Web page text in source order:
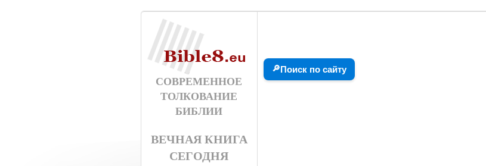
СОВРЕМЕННОЕ
ТОЛКОВАНИЕ
БИБЛИИ
ВЕЧНАЯ КНИГА
СЕГОДНЯ
🔎Поиск по сайту